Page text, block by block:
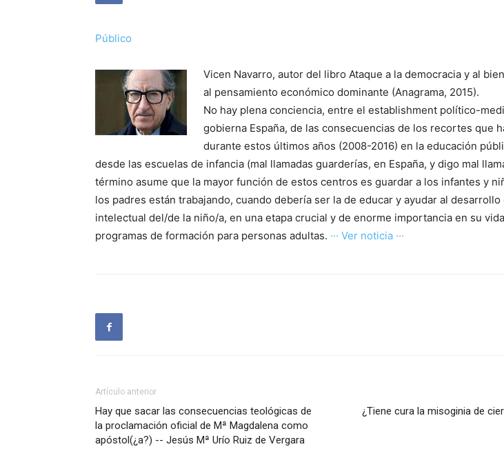
Público
Vicen Navarro, autor del libro Ataque a la democracia y al
al pensamiento económico dominante (Anagrama, 2015).
No hay plena conciencia, entre el establishment político-
gobierna España, de las consecuencias de los recortes que
durante estos últimos años (2008-2016) en la educación
desde las escuelas de infancia (mal llamadas guarderías, en España, y digo mal
término asume que la mayor función de estos centros es guardar a los infantes y
los padres están trabajando, cuando debería ser la de educar y ayudar al desarrollo
intelectual del/de la niño/a, en una etapa crucial y de enorme importancia en su
programas de formación para personas adultas. ··· Ver noticia ···
Artículo anterior
Hay que sacar las consecuencias teológicas de
la proclamación oficial de Mª Magdalena como
apóstol(¿a?) -- Jesús Mª Urío Ruiz de Vergara
¿Tiene cura la misoginia de